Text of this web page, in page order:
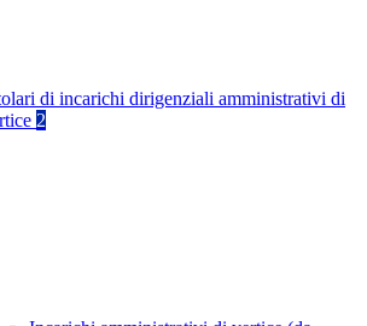
di incarichi dirigenziali amministrativi di
2